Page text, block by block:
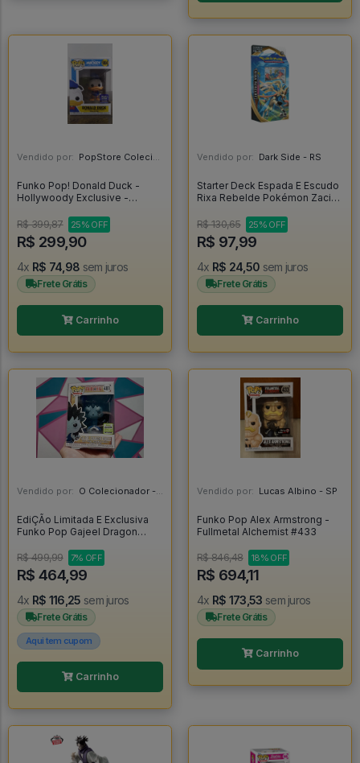
Vendido por: PopStore Colecionáveis - MG
Funko Pop! Donald Duck -
Hollywoody Exclusive -
#984
R$ 399,87 25% OFF
R$ 299,90
4x R$ 74,98 sem juros
Frete Grátis
Carrinho
Vendido por: Dark Side - RS
Starter Deck Espada E Escudo
Rixa Rebelde Pokémon Zacian
R$ 130,65
25% OFF
R$ 97,99
4x R$ 24,50 sem juros
Frete Grátis
Carrinho
Vendido por: O Colecionador - SP
EdiÇÃo Limitada E Exclusiva
Funko Pop Gajeel Dragon
R$ 499,99
7% OFF
R$ 464,99
4x R$ 116,25 sem juros
Frete Grátis
Aqui tem cupom
Carrinho
Vendido por: Lucas Albino - SP
Funko Pop Alex Armstrong -
Fullmetal Alchemist #433
R$ 846,48 18% OFF
R$ 694,11
4x R$ 173,53 sem juros
Frete Grátis
Carrinho